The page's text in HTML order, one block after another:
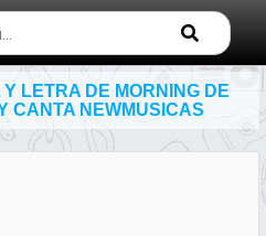
LETRA DE MORNING DE
CANTA NEWMUSICAS